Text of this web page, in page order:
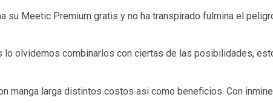
Meetic Premium gratis y no ha transpirado fulmina el
olvidemos combinarlos con ciertas de las posibilidades,
larga distintos costos asi­ como beneficios. Con